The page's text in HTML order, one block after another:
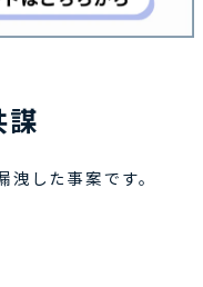
謀
した事案です。